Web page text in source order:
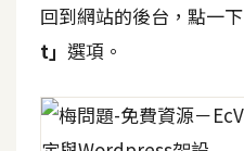
P
P
D
回到網站的後台，點一下
t」 選項。